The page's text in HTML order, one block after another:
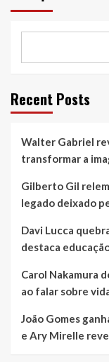
Recent Posts
Walter Gabriel
transformar a
Gilberto Gil
legado deixado
Davi Lucca
destaca
Carol Nakamura
ao falar sobre
João Gomes
e Ary Mirelle